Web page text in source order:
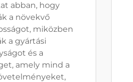
abban, hogy
a növekvő
miközben
a gyártási
és a
amely mind a